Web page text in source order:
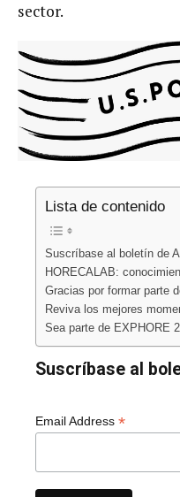
sector.
Lista de contenido
Suscríbase al boletín de
HORECALAB:
Gracias por formar parte
Reviva los mejores
Sea parte de EXPHORE
Suscríbase al
Email Address *